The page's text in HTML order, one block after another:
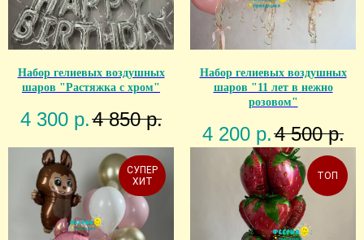
Набор гелиевых воздушных
шаров "Растяжка с хром"
4 300 р.4 850 р.
Набор гелиевых воздушных
шаров "11 лет в нежно
розовом"
4 200 р.4 500 р.
СУПЕР
ХИТ
ТОП